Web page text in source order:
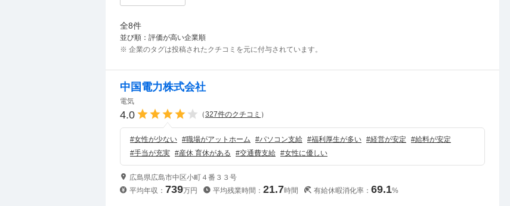
全8件
並び順：評価が高い企業順
※ 企業のタグは投稿されたクチコミを元に付与されています。
中国電力株式会社
電気
4.0 （327件のクチコミ ）
#女性が少ない #職場がアットホーム #パソコン支給 #福利厚生が多い #経営が安定 #給料が安定
#手当が充実 #産休 育休がある #交通費支給 #女性に優しい
広島県広島市中区小町４番３３号
平均年収： 739万円 平均残業時間： 21.7時間 有給休暇消化率： 69.1%